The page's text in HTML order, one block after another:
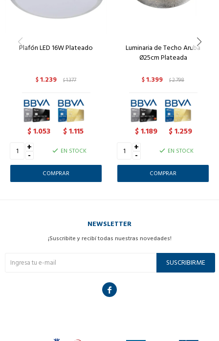
Plafón LED 16W Plateado
$1.239 $1.377
$1.053 $1.115
+
- EN STOCK
Luminaria de Techo Aruba
Ø25cm Plateada
$1.399 $2.798
$1.189 $1.259
+
- EN STOCK
NEWSLETTER
¡Suscribite y recibí todas nuestras novedades!
SUSCRIBIRME
